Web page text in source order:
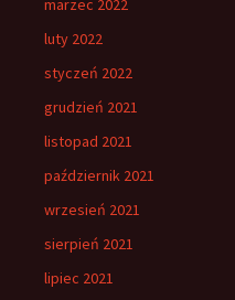
marzec 2022
luty 2022
styczeń 2022
grudzień 2021
listopad 2021
październik 2021
wrzesień 2021
sierpień 2021
lipiec 2021